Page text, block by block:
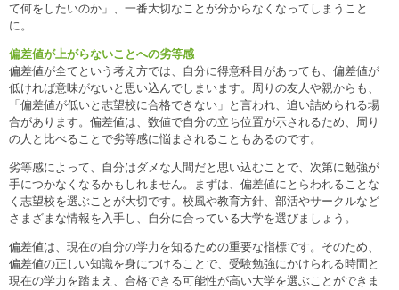
て何をしたいのか」、一番大切なことが分からなくなってしまうこと
に。
偏差値が上がらないことへの劣等感
偏差値が全てという考え方では、自分に得意科目があっても、偏差値が
低ければ意味がないと思い込んでしまいます。周りの友人や親からも、
「偏差値が低いと志望校に合格できない」と言われ、追い詰められる場
合があります。偏差値は、数値で自分の立ち位置が示されるため、周り
の人と比べることで劣等感に悩まされることもあるのです。
劣等感によって、自分はダメな人間だと思い込むことで、次第に勉強が
手につかなくなるかもしれません。まずは、偏差値にとらわれることな
く志望校を選ぶことが大切です。校風や教育方針、部活やサークルなど
さまざまな情報を入手し、自分に合っている大学を選びましょう。
偏差値は、現在の自分の学力を知るための重要な指標です。そのため、
偏差値の正しい知識を身につけることで、受験勉強にかけられる時間と
現在の学力を踏まえ、合格できる可能性が高い大学を選ぶことができま